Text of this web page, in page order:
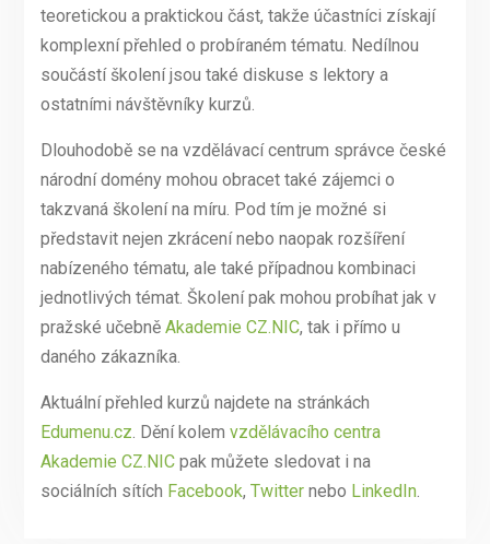
teoretickou a praktickou část, takže účastníci získají
komplexní přehled o probíraném tématu. Nedílnou
součástí školení jsou také diskuse s lektory a
ostatními návštěvníky kurzů.
Dlouhodobě se na vzdělávací centrum správce české
národní domény mohou obracet také zájemci o
takzvaná školení na míru. Pod tím je možné si
představit nejen zkrácení nebo naopak rozšíření
nabízeného tématu, ale také případnou kombinaci
jednotlivých témat. Školení pak mohou probíhat jak v
pražské učebně Akademie CZ.NIC, tak i přímo u
daného zákazníka.
Aktuální přehled kurzů najdete na stránkách
Edumenu.cz. Dění kolem vzdělávacího centra
Akademie CZ.NICpak můžete sledovat i na
sociálních sítích Facebook, Twitternebo LinkedIn.